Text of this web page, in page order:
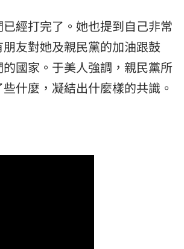
經打完了。她也提到自己非常
友對她及親民黨的加油跟鼓
國家。于美人強調，親民黨所
什麼，凝結出什麼樣的共識。